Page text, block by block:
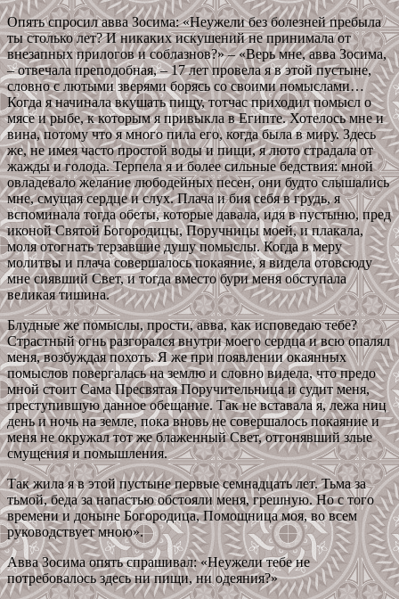
Опять спросил авва Зосима: «Неужели без болезней пребыла
ты столько лет? И никаких искушений не принимала от
внезапных прилогов и соблазнов?» – «Верь мне, авва Зосима,
– отвечала преподобная, – 17 лет провела я в этой пустыне,
словно с лютыми зверями борясь со своими помыслами…
Когда я начинала вкушать пищу, тотчас приходил помысл о
мясе и рыбе, к которым я привыкла в Египте. Хотелось мне и
вина, потому что я много пила его, когда была в миру. Здесь
же, не имея часто простой воды и пищи, я люто страдала от
жажды и голода. Терпела я и более сильные бедствия: мной
овладевало желание любодейных песен, они будто слышались
мне, смущая сердце и слух. Плача и бия себя в грудь, я
вспоминала тогда обеты, которые давала, идя в пустыню, пред
иконой Святой Богородицы, Поручницы моей, и плакала,
моля отогнать терзавшие душу помыслы. Когда в меру
молитвы и плача совершалось покаяние, я видела отовсюду
мне сиявший Свет, и тогда вместо бури меня обступала
великая тишина.
Блудные же помыслы, прости, авва, как исповедаю тебе?
Страстный огнь разгорался внутри моего сердца и всю опалял
меня, возбуждая похоть. Я же при появлении окаянных
помыслов повергалась на землю и словно видела, что предо
мной стоит Сама Пресвятая Поручительница и судит меня,
преступившую данное обещание. Так не вставала я, лежа ниц
день и ночь на земле, пока вновь не совершалось покаяние и
меня не окружал тот же блаженный Свет, отгонявший злые
смущения и помышления.
Так жила я в этой пустыне первые семнадцать лет. Тьма за
тьмой, беда за напастью обстояли меня, грешную. Но с того
времени и доныне Богородица, Помощница моя, во всем
руководствует мною».
Авва Зосима опять спрашивал: «Неужели тебе не
потребовалось здесь ни пищи, ни одеяния?»